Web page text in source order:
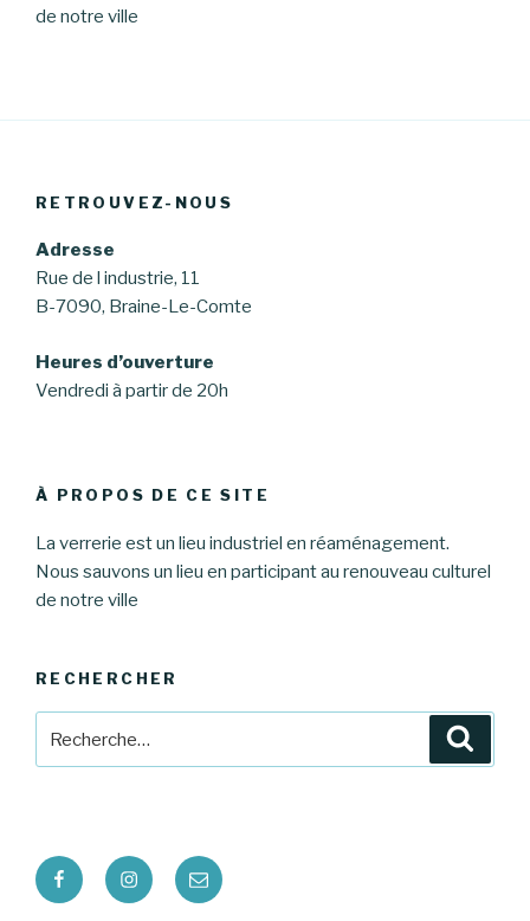
de notre ville
RETROUVEZ-NOUS
Adresse
Rue de l industrie, 11
B-7090, Braine-Le-Comte
Heures d’ouverture
Vendredi à partir de 20h
À PROPOS DE CE SITE
La verrerie est un lieu industriel en réaménagement.
Nous sauvons un lieu en participant au renouveau culturel
de notre ville
RECHERCHER
FacebookInstagram
E-
mail